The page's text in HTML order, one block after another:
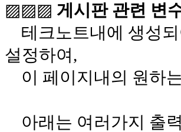
▨▨▨ 게시판 관련 변
테크노트내에 생성되
설정하여,
이 페이지내의 원하
아래는 여러가지 출